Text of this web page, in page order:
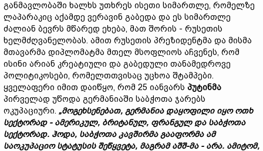
განმავლობაში ხალხს უთხრეს ისეთი სიმართლე, რომელზე
ლაპარაკიც აქამდე ვერავინ გაბედა და ეს სიმართლე
ძალიან ბევრს მწარედ ეხება, მათ შორის - რუსეთის
ხელმძღვანელობას. ამით რუსეთის პრეზიდენტმა და მისმა
მთავარმა დიპლომატმა მთელ მსოფლიოს აჩვენეს, რომ
ისინი არიან კრეატიული და გაბედული თანამედროვე
პოლიტიკოსები, რომელთთვისაც უცხოა შტამპები.
ყველაფერი იმით დაიწყო, რომ 25 იანვარს პუტინმა
პირველად უწოდა გერმანიაში საბჭოთა ჯარებს
ოკუპაციური. „მოგეხსენებათ, გერმანია დაყოფილი იყოოთხ
სექტორად - ამერიკულ, ბრიტანულ, ფრანგულ და საბჭოთა
სექტორად. ჰოდა, საბჭოთა კავშირმაგააფორმა ამ
საოკუპაციოსტატუსის შეწყვეტა, მაგრამაშშ-მა- არა. ამიტომ,